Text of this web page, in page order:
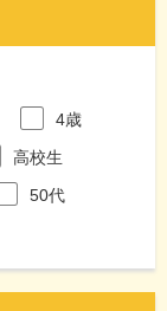
4歳
高校生
50代